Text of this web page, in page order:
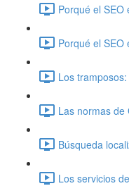
Porqué el
Porqué el
Los
Las normas de
Búsqueda
Los servicios